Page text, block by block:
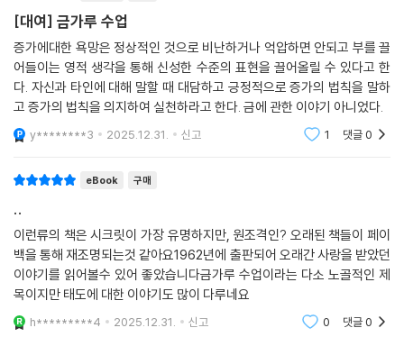
적 외로움, 신체적 ? 정신적 고통, 불신과 원망, 잦은 실패가 우리의 발목을
붙잡는다. 발산과 끌어당김의 힘에 대한 의심이 고개를 들 때쯤이면 마치
내 마음을 대변한 듯한 나와 같은 상황에 처한 다양한 인물들이 등장한다.
이들의 고민과 극복 과정을 함께하다 보면 내 안의 목표가 단단해지고 열
망이 더욱 강해지는 걸 느낄 수 있다.
사례와 실천 방법이 이어진다. 가진 것을 이웃과 나누고, 비움으로써 풍요
를 순환케 한다. 물질적인 것뿐 아니라 부정적인 사고와 나쁜 습관도 함께
버린다. 업무와 일상 경영에 있어 의도를 명확히 하고 단호한 조치를 취해
기회를 끌어당기고 열망을 달성한다. 삶을 풍요롭게 하는 도구로서의 돈을
존중하면서 동시에 집착하지 않는 건강한 태도를 갖는다. 명상과 산책, 건
강한 관계로 도움을 받는다. 이웃에게 친절을 베풀고, 가족에게 사랑을 표
현하고, 나아가 나 자신을 믿는다. 책에서 알려주는 간단하면서도 치밀한
실천법을 따르며 자기 확신을 얻노라면 잠재력이 매력과 함께 깨어나며 부
와 건강, 사랑과 평화를 획득할 수 있게 된다.
[대여] 금가루 수업
증가에대한 욕망은 정상적인 것으로 비난하거나 억압하면 안되고 부를 끌
어들이는 영적 생각을 통해 신성한 수준의 표현을 끌어올릴 수 있다고 한
다. 자신과 타인에 대해 말할 때 대담하고 긍정적으로 증가의 법칙을 말하
고 증가의 법칙을 의지하여 실천하라고 한다. 금에 관한 이야기 아니었다.
y********3 2025.12.31. 신고 1 댓글0
eBook 구매
..
이런류의 책은 시크릿이 가장 유명하지만, 원조격인? 오래된 책들이 페이
백을 통해 재조명되는것 같아요1962년에 출판되어 오래간 사랑을 받았던
이야기를 읽어볼수 있어 좋았습니다금가루 수업이라는 다소 노골적인 제
목이지만 태도에 대한 이야기도 많이 다루네요
h*********4 2025.12.31. 신고 0 댓글0